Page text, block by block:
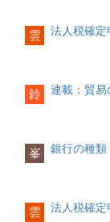
雲 法人税確定
鈴 連載：貿
峯 銀行の種類
雲 法人税確